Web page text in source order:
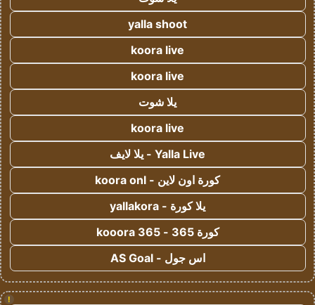
yalla shoot
koora live
koora live
يلا شوت
koora live
Yalla Live - يلا لايف
كورة اون لاين - koora onl
يلا كورة - yallakora
كورة 365 - kooora 365
اس جول - AS Goal
!